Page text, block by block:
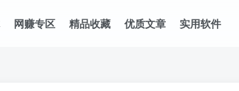
网赚专区 精品收藏 优质文章 实用软件